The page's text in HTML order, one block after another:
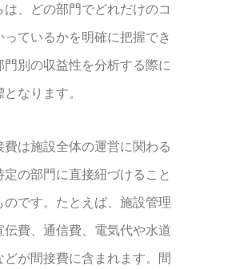
は、どの部門でどれだけのコ
っているかを明確に把握でき
門別の収益性を分析する際に
なります。
費は施設全体の運営に関わる
定の部門に直接紐づけること
のです。たとえば、施設管理
伝費、通信費、電気代や水道
どが間接費に含まれます。間